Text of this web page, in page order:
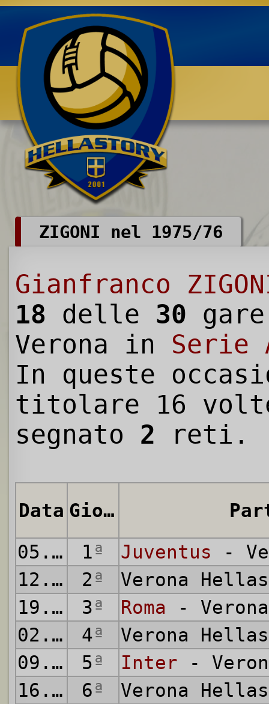
Benvenuti su HELLASTORY.net
ZIGONI nel 1975/76
Gianfranco
18 delle 30
Verona in Serie
In queste
titolare 16
segnato 2 reti.
Data Giornata
05.10.1975
1ª Juventus -
12.10.1975
2ª
Verona
19.10.1975
3ª Roma -
02.11.1975
4ª
Verona
09.11.1975
5ª Inter -
16.11.1975
6ª
Verona